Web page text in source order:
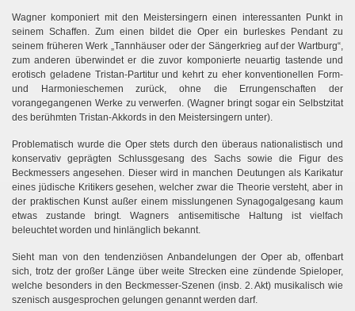
Wagner komponiert mit den Meistersingern einen interessanten Punkt in
seinem Schaffen. Zum einen bildet die Oper ein burleskes Pendant zu
seinem früheren Werk „Tannhäuser oder der Sängerkrieg auf der Wartburg“,
zum anderen überwindet er die zuvor komponierte neuartig tastende und
erotisch geladene Tristan-Partitur und kehrt zu eher konventionellen Form-
und Harmonieschemen zurück, ohne die Errungenschaften der
vorangegangenen Werke zu verwerfen. (Wagner bringt sogar ein Selbstzitat
des berühmten Tristan-Akkords in den Meistersingern unter).
Problematisch wurde die Oper stets durch den überaus nationalistisch und
konservativ geprägten Schlussgesang des Sachs sowie die Figur des
Beckmessers angesehen. Dieser wird in manchen Deutungen als Karikatur
eines jüdische Kritikers gesehen, welcher zwar die Theorie versteht, aber in
der praktischen Kunst außer einem misslungenen Synagogalgesang kaum
etwas zustande bringt. Wagners antisemitische Haltung ist vielfach
beleuchtet worden und hinlänglich bekannt.
Sieht man von den tendenziösen Anbandelungen der Oper ab, offenbart
sich, trotz der großer Länge über weite Strecken eine zündende Spieloper,
welche besonders in den Beckmesser-Szenen (insb. 2. Akt) musikalisch wie
szenisch ausgesprochen gelungen genannt werden darf.